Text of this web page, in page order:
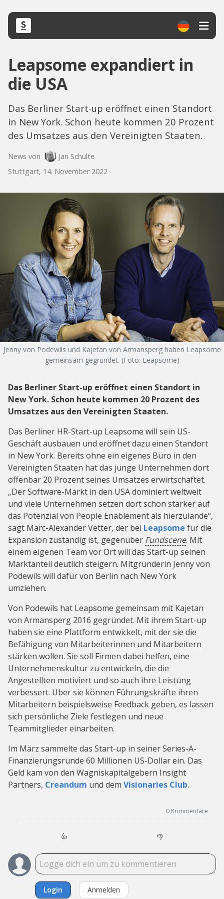
Leapsome expandiert in
die USA
Das Berliner Start-up eröffnet einen Standort
in New York. Schon heute kommen 20 Prozent
des Umsatzes aus den Vereinigten Staaten.
News von
Jan Schulte
Stuttgart, 14. November 2022
Jenny von Podewils und Kajetan von Armansperg haben Leapsome
gemeinsam gegründet. (Foto: Leapsome)
Das Berliner Start-up eröffnet einen Standort in
New York. Schon heute kommen 20 Prozent des
Umsatzes aus den Vereinigten Staaten.
Das Berliner HR-Start-up Leapsome will sein US-
Geschäft ausbauen und eröffnet dazu einen Standort
in New York. Bereits ohne ein eigenes Büro in den
Vereinigten Staaten hat das junge Unternehmen dort
offenbar 20 Prozent seines Umsatzes erwirtschaftet.
„Der Software-Markt in den USA dominiert weltweit
und viele Unternehmen setzen dort schon stärker auf
das Potenzial von People Enablement als hierzulande“,
sagt Marc-Alexander Vetter, der bei Leapsome für die
Expansion zuständig ist, gegenüber Fundscene. Mit
einem eigenen Team vor Ort will das Start-up seinen
Marktanteil deutlich steigern. Mitgründerin Jenny von
Podewils will dafür von Berlin nach New York
umziehen.
Von Podewils hat Leapsome gemeinsam mit Kajetan
von Armansperg 2016 gegründet. Mit ihrem Start-up
haben sie eine Plattform entwickelt, mit der sie die
Befähigung von Mitarbeiterinnen und Mitarbeitern
stärken wollen. Sie soll Firmen dabei helfen, eine
Unternehmenskultur zu entwickeln, die die
Angestellten motiviert und so auch ihre Leistung
verbessert. Über sie können Führungskräfte ihren
Mitarbeitern beispielsweise Feedback geben, es lassen
sich persönliche Ziele festlegen und neue
Teammitglieder einarbeiten.
Im März sammelte das Start-up in seiner Series-A-
Finanzierungsrunde 60 Millionen US-Dollar ein. Das
Geld kam von den Wagniskapitalgebern Insight
Partners, Creandum und dem Visionaries Club.
0 Kommentare
👍 👎
Login Anmelden